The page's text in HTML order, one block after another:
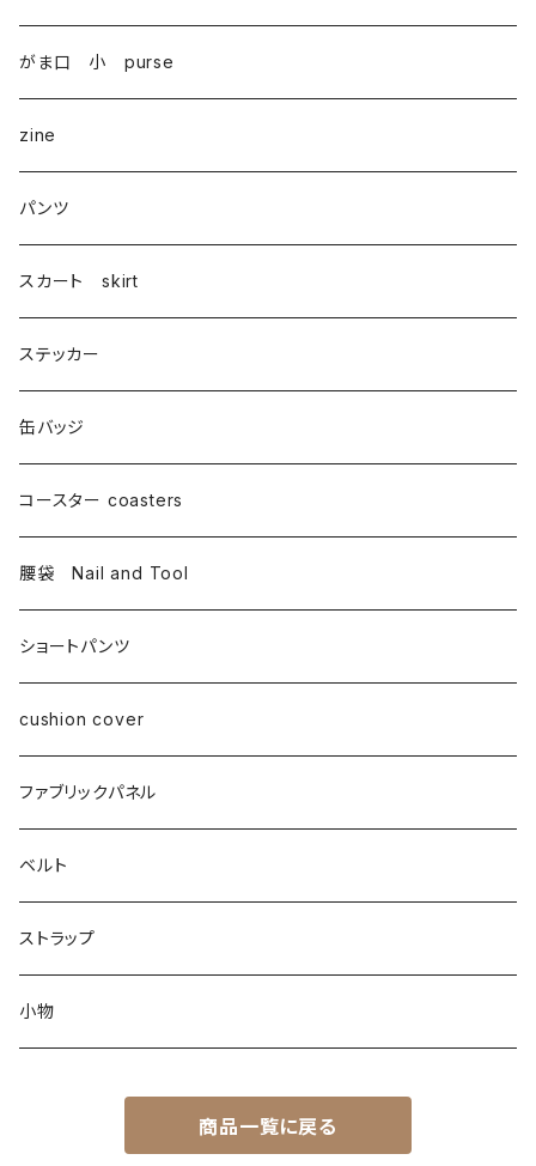
がま口 小 purse
zine
パンツ
スカート skirt
ステッカー
缶バッジ
コースター coasters
腰袋 Nail and Tool
ショートパンツ
cushion cover
ファブリックパネル
ベルト
ストラップ
小物
商品一覧に戻る